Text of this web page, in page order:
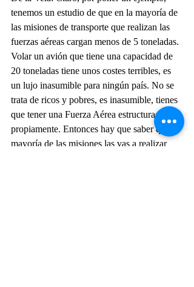
tenemos un estudio de que en la mayoría de
las misiones de transporte que realizan las
fuerzas aéreas cargan menos de 5 toneladas.
Volar un avión que tiene una capacidad de
20 toneladas tiene unos costes terribles, es
un lujo inasumible para ningún país. No se
trata de ricos y pobres, es inasumible, tienes
que tener una Fuerza Aérea estructurada
propiamente. Entonces hay que saber que la
mayoría de las misiones las vas a realizar